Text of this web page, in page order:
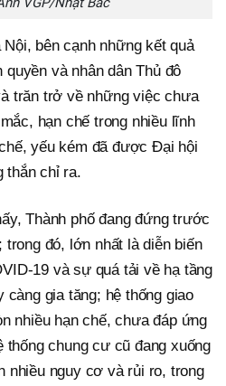
bên cạnh những kết quả
và nhân dân Thủ đô
trăn trở về những việc chưa
hạn chế trong nhiều lĩnh
yếu kém đã được Đại hội
thắn chỉ ra.
Thành phố đang đứng trước
đó, lớn nhất là diễn biến
19 và sự quá tải về hạ tầng
càng gia tăng; hệ thống giao
nhiều hạn chế, chưa đáp ứng
thống chung cư cũ đang xuống
nhiều nguy cơ và rủi ro, trong